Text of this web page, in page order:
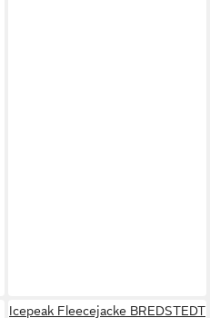
Icepeak Fleecejacke BREDSTEDT